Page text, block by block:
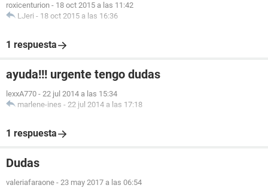
roxicenturion - 18 oct 2015 a las 11:42
LJeri - 18 oct 2015 a las 16:36
1 respuesta
ayuda!!! urgente tengo dudas
lexxA770 - 22 jul 2014 a las 15:34
marlene-ines - 22 jul 2014 a las 17:18
1 respuesta
Dudas
valeriafaraone - 23 may 2017 a las 06:54